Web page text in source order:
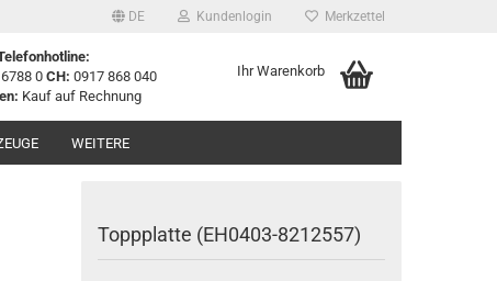
DE Kundenlogin Merkzettel
0 CH: 0917 868 040
Kauf auf Rechnung
Ihr Warenkorb
WEITERE
Toppplatte (EH0403-8212557)